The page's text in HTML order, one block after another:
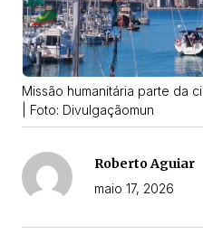
Missão humanitária parte da
| Foto: Divulgaçãomun
Roberto Aguiar
maio 17, 2026